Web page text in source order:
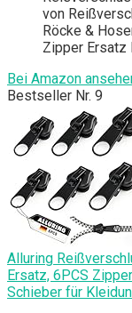
von
Röcke &
Zipper Ersatz
Bei Amazon
Bestseller Nr. 9
Alluring
Ersatz, 6PCS
Schieber für